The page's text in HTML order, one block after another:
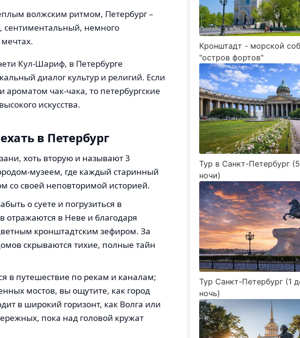
волжским ритмом, Петербург –
сентиментальный, немного
Кул-Шариф, в Петербурге
диалог культур и религий. Если
чак-чака, то петербургские
искусства.
в Петербург
хоть вторую и называют 3
музеем, где каждый старинный
со своей неповторимой историей.
о суете и погрузиться в
отражаются в Неве и благодаря
кронштадтским зефиром. За
скрываются тихие, полные тайн
в путешествие по рекам и каналам;
мостов, вы ощутите, как город
в широкий горизонт, как Волга или
пока над головой кружат
Кронштадт - морской
"остров фортов"
Тур в Санкт-Петербург
ночи)
Тур Санкт-Петербург (1
ночь)